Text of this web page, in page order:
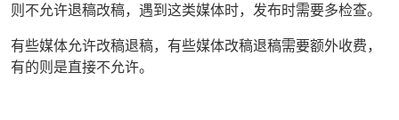
则不允许退稿改稿，遇到这类媒体时，发布时需要多检查。
有些媒体允许改稿退稿，有些媒体改稿退稿需要额外收费，
有的则是直接不允许。